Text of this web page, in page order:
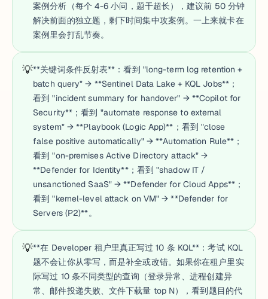
案例分析（每个 4-6 小问，题干超长），建议前 50 分钟
解决前面的独立题，剩下时间集中攻案例。一上来就卡在
案例里会打乱节奏。
💡**关键词条件反射表**：看到 "long-term log retention +
batch query" → **Sentinel Data Lake + KQL Jobs**；
看到 "incident summary for handover" → **Copilot for
Security**；看到 "automate response to external
system" → **Playbook (Logic App)**；看到 "close
false positive automatically" → **Automation Rule**；
看到 "on-premises Active Directory attack" →
**Defender for Identity**；看到 "shadow IT /
unsanctioned SaaS" → **Defender for Cloud Apps**；
看到 "kernel-level attack on VM" → **Defender for
Servers (P2)**。
💡**在 Developer 租户里真正写过 10 条 KQL**：考试 KQL
题不会让你从零写，而是补全或改错。如果你在租户里实
际写过 10 条不同类型的查询（登录异常、进程创建异
常、邮件投递失败、文件下载量 top N），看到题目的代